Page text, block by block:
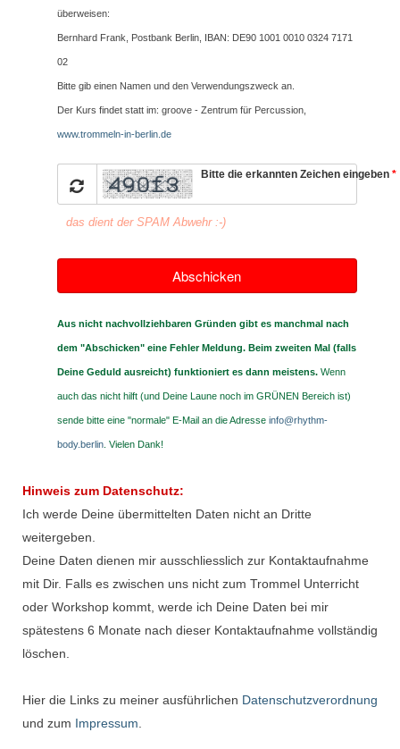
überweisen:
Bernhard Frank, Postbank Berlin, IBAN: DE90 1001 0010 0324 7171
02
Bitte gib einen Namen und den Verwendungszweck an.
Der Kurs findet statt im: groove - Zentrum für Percussion,
www.trommeln-in-berlin.de
Bitte die erkannten Zeichen eingeben *
das dient der SPAM Abwehr :-)
Abschicken
Aus nicht nachvollziehbaren Gründen gibt es manchmal nach
dem "Abschicken" eine Fehler Meldung. Beim zweiten Mal (falls
Deine Geduld ausreicht) funktioniert es dann meistens. Wenn
auch das nicht hilft (und Deine Laune noch im GRÜNEN Bereich ist)
sende bitte eine "normale" E-Mail an die Adresse info@rhythm-
body.berlin. Vielen Dank!
Hinweis zum Datenschutz:
Ich werde Deine übermittelten Daten nicht an Dritte
weitergeben.
Deine Daten dienen mir ausschliesslich zur Kontaktaufnahme
mit Dir. Falls es zwischen uns nicht zum Trommel Unterricht
oder Workshop kommt, werde ich Deine Daten bei mir
spätestens 6 Monate nach dieser Kontaktaufnahme vollständig
löschen.
Hier die Links zu meiner ausführlichen Datenschutzverordnung
und zum Impressum